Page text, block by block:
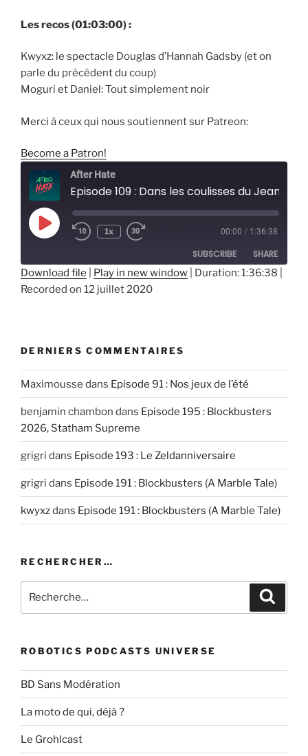
Les recos (01:03:00) :
Kwyxz: le spectacle Douglas d’Hannah Gadsby (et on
parle du précédent du coup)
Moguri et Daniel: Tout simplement noir
Merci à ceux qui nous soutiennent sur Patreon:
Become a Patron!
After Hate
Play
Episode
1x 00:00 / 1:36:38
SUBSCRIBE SHARE
SHARE
EMBED
Download file Play in new window Duration: 1:36:38
Recorded on 12 juillet 2020
DERNIERS COMMENTAIRES
Maximousse dans Episode 91 : Nos jeux de l’été
benjamin chambon dans Episode 195 : Blockbusters
2026, Statham Supreme
grigri dans Episode 193 : Le Zeldanniversaire
grigri dans Episode 191 : Blockbusters (A Marble Tale)
kwyxzdans Episode 191 : Blockbusters (A Marble Tale)
RECHERCHER…
pour
ROBOTICS PODCASTS UNIVERSE
BD Sans Modération
La moto de qui, déjà ?
Le Grohlcast